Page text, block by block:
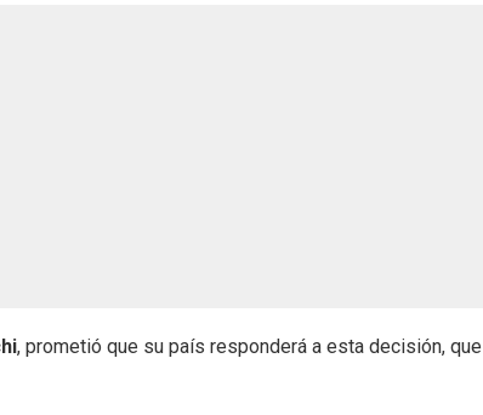
, prometió que su país responderá a esta decisión,